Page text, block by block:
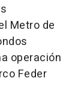
Metro de
operación
Feder